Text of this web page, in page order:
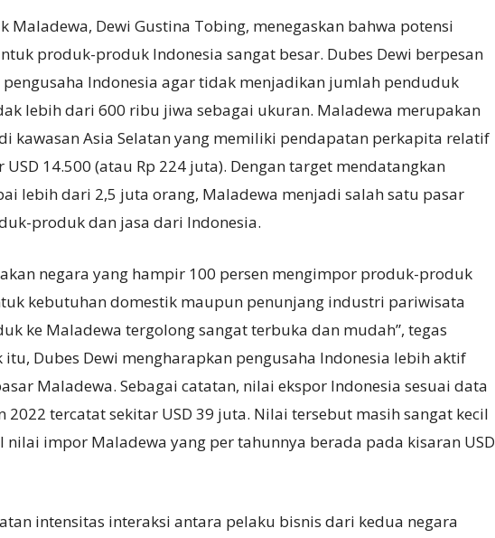
Maladewa, Dewi Gustina Tobing, menegaskan bahwa potensi
produk-produk Indonesia sangat besar. Dubes Dewi berpesan
Indonesia agar tidak menjadikan jumlah penduduk
lebih dari 600 ribu jiwa sebagai ukuran. Maladewa merupakan
kawasan Asia Selatan yang memiliki pendapatan perkapita relatif
14.500 (atau Rp 224 juta). Dengan target mendatangkan
lebih dari 2,5 juta orang, Maladewa menjadi salah satu pasar
produk dan jasa dari Indonesia.
negara yang hampir 100 persen mengimpor produk-produk
kebutuhan domestik maupun penunjang industri pariwisata
ke Maladewa tergolong sangat terbuka dan mudah”, tegas
itu, Dubes Dewi mengharapkan pengusaha Indonesia lebih aktif
Maladewa. Sebagai catatan, nilai ekspor Indonesia sesuai data
2022 tercatat sekitar USD 39 juta. Nilai tersebut masih sangat kecil
impor Maladewa yang per tahunnya berada pada kisaran USD
intensitas interaksi antara pelaku bisnis dari kedua negara